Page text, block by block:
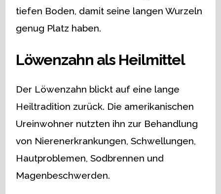
tiefen Boden, damit seine langen Wurzeln
genug Platz haben.
Löwenzahn als Heilmittel
Der Löwenzahn blickt auf eine lange
Heiltradition zurück. Die amerikanischen
Ureinwohner nutzten ihn zur Behandlung
von Nierenerkrankungen, Schwellungen,
Hautproblemen, Sodbrennen und
Magenbeschwerden.